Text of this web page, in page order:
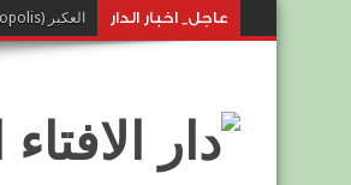
عاجل_ اخبار الدار العكبر (Propolis) في الطب النبوي: الشفاء من خيرات النحل